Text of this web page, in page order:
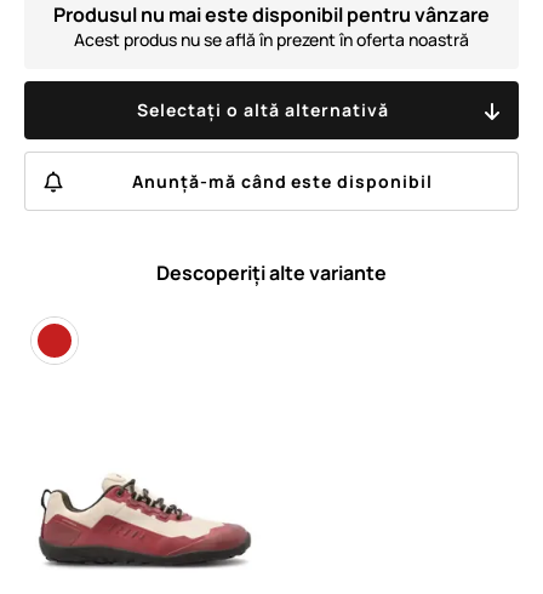
Produsul nu mai este disponibil pentru vânzare
Acest produs nu se află în prezent în oferta noastră
Selectați o altă alternativă
Anunță-mă când este disponibil
Descoperiți alte variante